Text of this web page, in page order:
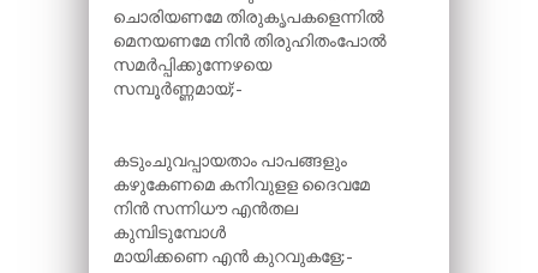
ചൊരിയണമേ തിരുകൃപകളെന്നിൽ
മെനയണമേ നിൻ തിരുഹിതംപോൽ
സമർപ്പിക്കുന്നേഴയെ
സമ്പൂർണ്ണമായ്‌;-
കടുംചുവപ്പായതാം പാപങ്ങളും
കഴുകേണമെ കനിവുളള ദൈവമേ
നിൻ സന്നിധൗ എൻതല
കുമ്പിടുമ്പോൾ
മായിക്കണെ എൻ കുറവുകളേ;-